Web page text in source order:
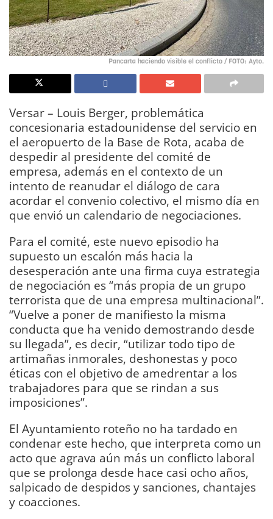
Pancarta haciendo visible el conflicto / FOTO: Ayto.
Versar – Louis Berger, problemática
concesionaria estadounidense del servicio en
el aeropuerto de la Base de Rota, acaba de
despedir al presidente del comité de
empresa, además en el contexto de un
intento de reanudar el diálogo de cara
acordar el convenio colectivo, el mismo día en
que envió un calendario de negociaciones.
Para el comité, este nuevo episodio ha
supuesto un escalón más hacia la
desesperación ante una firma cuya estrategia
de negociación es “más propia de un grupo
terrorista que de una empresa multinacional”.
“Vuelve a poner de manifiesto la misma
conducta que ha venido demostrando desde
su llegada”, es decir, “utilizar todo tipo de
artimañas inmorales, deshonestas y poco
éticas con el objetivo de amedrentar a los
trabajadores para que se rindan a sus
imposiciones”.
El Ayuntamiento roteño no ha tardado en
condenar este hecho, que interpreta como un
acto que agrava aún más un conflicto laboral
que se prolonga desde hace casi ocho años,
salpicado de despidos y sanciones, chantajes
y coacciones.